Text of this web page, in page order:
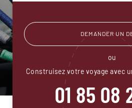
DEMANDER UN
ou
Construisez votre voyage avec
01 85 08